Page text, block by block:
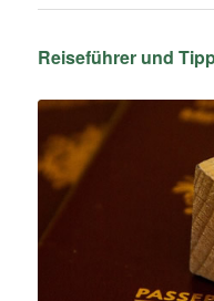
Reiseführer und